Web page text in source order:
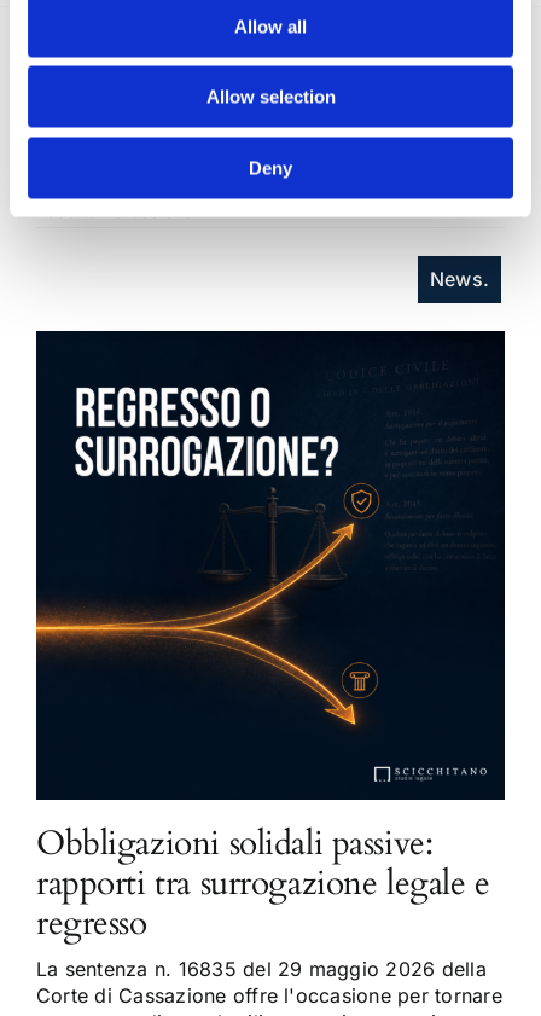
Allow all
Allow selection
Deny
Recent posts.
News.
Obbligazioni solidali passive:
rapporti tra surrogazione legale e
regresso
La sentenza n. 16835 del 29 maggio 2026 della
Corte di Cassazione offre l'occasione per tornare